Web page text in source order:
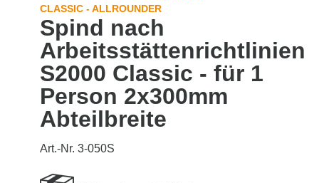
CLASSIC - ALLROUNDER
Spind nach
Arbeitsstättenrichtlinien
S2000 Classic - für 1
Person 2x300mm
Abteilbreite
Art.-Nr. 3-050S